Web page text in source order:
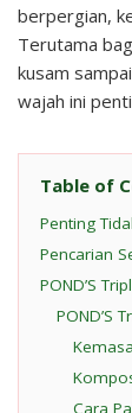
berpergian,
Terutama
kusam
wajah ini
Table of
Penting
Pencarian
POND’S
POND’S
Cara